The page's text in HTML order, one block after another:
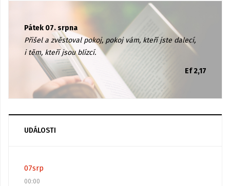
Pátek 07. srpna
Přišel a zvěstoval pokoj, pokoj vám, kteří jste dalecí,
i těm, kteří jsou blízcí.
Ef 2,17
UDÁLOSTI
07srp
00:00